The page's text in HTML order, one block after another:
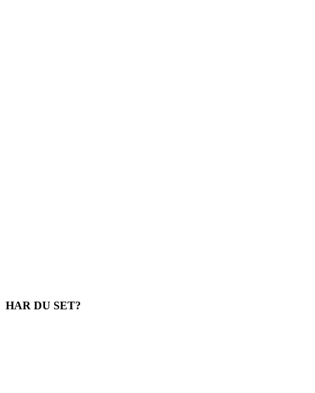
HAR DU SET?